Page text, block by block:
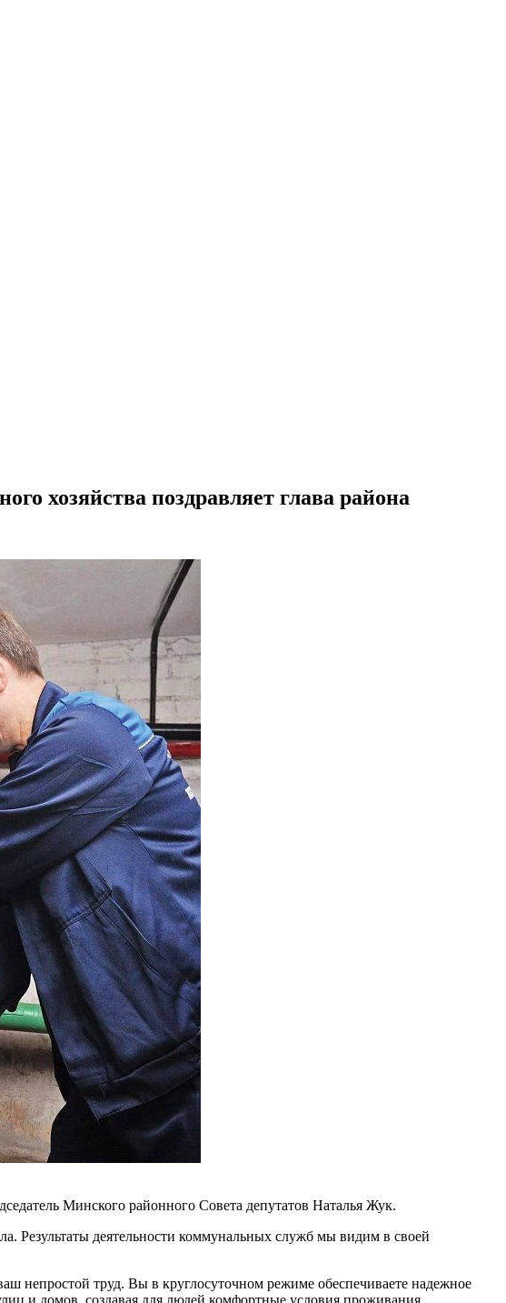
хозяйства поздравляет глава района
Минского районного Совета депутатов Наталья Жук.
Результаты деятельности коммунальных служб мы видим в своей
непростой труд. Вы в круглосуточном режиме обеспечиваете надежное
и домов, создавая для людей комфортные условия проживания.